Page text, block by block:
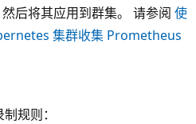
然后将其应用到群集。 请参阅使
集群收集 Prometheus
规则：